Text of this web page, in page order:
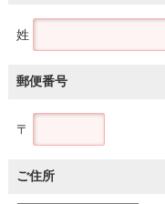
姓
郵便番号
〒
ご住所